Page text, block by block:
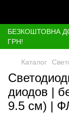
БЕЗКОШТОВНА
ГРН!
Каталог
диодов |
9.5 см) |